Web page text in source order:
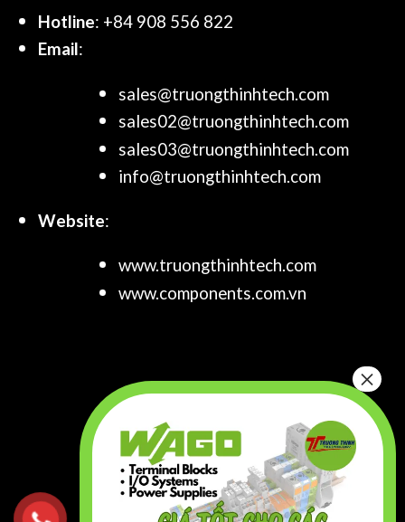
Hotline: +84 908 556 822
Email:
sales@truongthinhtech.com
sales02@truongthinhtech.com
sales03@truongthinhtech.com
info@truongthinhtech.com
Website:
www.truongthinhtech.com
www.components.com.vn